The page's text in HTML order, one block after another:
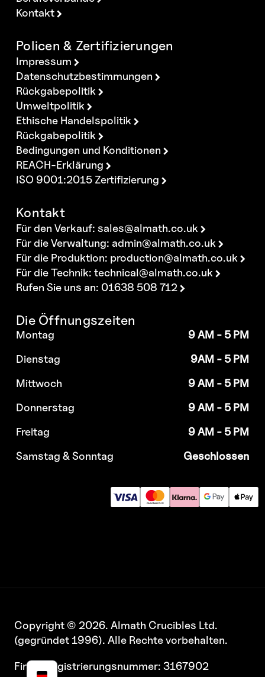
Kontakt
Policen & Zertifizierungen
Impressum
Datenschutzbestimmungen
Rückgabepolitik
Umweltpolitik
Ethische Handelspolitik
Rückgabepolitik
Bedingungen und Konditionen
REACH-Erklärung
ISO 9001:2015 Zertifizierung
Kontakt
Für den Verkauf:sales@almath.co.uk
Für die Verwaltung: admin@almath.co.uk
Für die Produktion: production@almath.co.uk
Für die Technik:technical@almath.co.uk
Rufen Sie uns an: 01638 508 712
Die Öffnungszeiten
Montag
9 AM - 5 PM
Dienstag
9AM - 5 PM
Mittwoch
9 AM - 5 PM
Donnerstag
9 AM - 5 PM
Freitag
9 AM - 5 PM
Samstag & Sonntag
Geschlossen
Copyright © 2026. Almath Crucibles Ltd.
(gegründet 1996). Alle Rechte vorbehalten.
Firmenregistrierungsnummer: 3167902